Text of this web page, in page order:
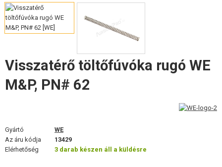
FELSZERELÉS, EGYENRUHA, TOKOK
ÁLCÁZÁS, FESTÉK, SZALAG
KIEGÉSZÍTŐK, HORDSZÍJAK
PÓTALKATRÉSZEK FEGYVEREKHEZ
ÖNVÉDELMI FELSZERELÉSEK, KÉPZÉS, KÉSEK
Visszatérő töltőfúvóka rugó WE
M&P, PN# 62
Gyártó
WE
Az áru kódja
13429
Elérhetőség
3 darab készen áll a küldésre